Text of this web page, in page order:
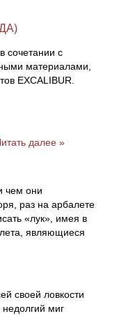
сочетании с
материалами,
EXCALIBUR.
далее »
чем они
раз на арбалете
«лук», имея в
являющиеся
своей ловкости
недолгий миг